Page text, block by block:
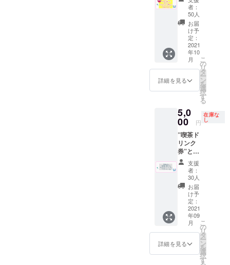
するこ
とがあ
りま
す。
使って
いくう
ちに落
ち着い
いが増
しま
郵送は
９月中
頃を予
定して
おりま
す。
十條湯
ロゴの
物にな
りま
す。 ※
有効期
限2022
年９月
料はプ
ロジェ
ナー負
担とな
りま
す。 て
ぬぐい
につい
て デザ
インを
上堀内
美術
氏
https://t
witter.c
om/mid
uno_m
制作を
かまわ
担とな
りま
す。 ※
食品に
なりま
すので
発送時
にメー
ルでご
連絡さ
ナ100円
引き
券”を代
用致し
ます。
※ドリン
ク券は
アル
コール
も可
酒類の
販売が
可能の
場合）
但し未
成年の
方はソ
フトド
リンク
のみの
ご注文
に限り
ます。
※有効期
限2022
年９月
末 ※郵
てぬぐ
い”と”
ドリン
ク券１
枚”と"
ポスト
カー
ド"を同
封して
お送り
させて
頂きま
ドリン
ク券は
過去に
使用し
てい
た”サウ
ナ100円
引き
券”を代
用致し
ます。
※ドリン
ク券は
アル
コール
も可
（使用
者：
50人
お届
け予
定：
2021
年10
月
詳細を見る
こ
の
リ
タ
ー
ン
を
選
択
す
る
5,0
00 円
在庫な
し
”喫茶ド
リンク
券”と”
てぬぐ
い”と”
グラ
ス”と"
ポスト
カー
ド"を同
封して
お送り
させて
頂きま
す。 ※
ドリン
支援
者：
30人
お届
け予
定：
2021
年09
月
詳細を見る
こ
の
リ
タ
ー
ン
を
選
択
す